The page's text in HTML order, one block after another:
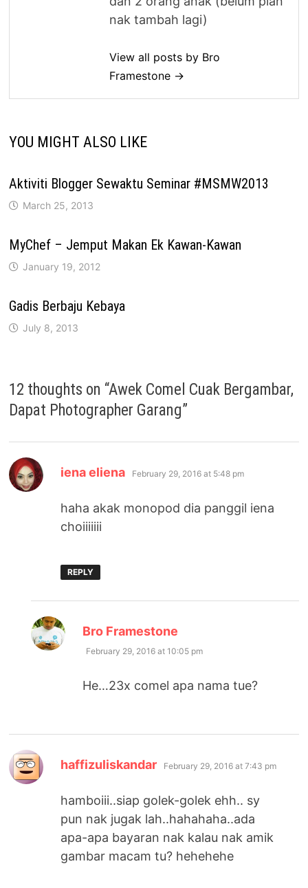
nak tambah lagi)
View all posts by Bro
Framestone →
YOU MIGHT ALSO LIKE
Aktiviti Blogger Sewaktu Seminar #MSMW2013
March 25, 2013
MyChef – Jemput Makan Ek Kawan-Kawan
January 19, 2012
Gadis Berbaju Kebaya
July 8, 2013
12 thoughts on “Awek Comel Cuak Bergambar,
Dapat Photographer Garang”
iena eliena says:
February 29, 2016 at 5:48 pm
haha akak monopod dia panggil iena
choiiiiiii
REPLY
Bro Framestone
February 29, 2016 at 10:05 pm
He…23x comel apa nama tue?
haffizuliskandar says:
February 29, 2016 at 7:43 pm
hamboiii..siap golek-golek ehh.. sy
pun nak jugak lah..hahahaha..ada
apa-apa bayaran nak kalau nak amik
gambar macam tu? hehehehe